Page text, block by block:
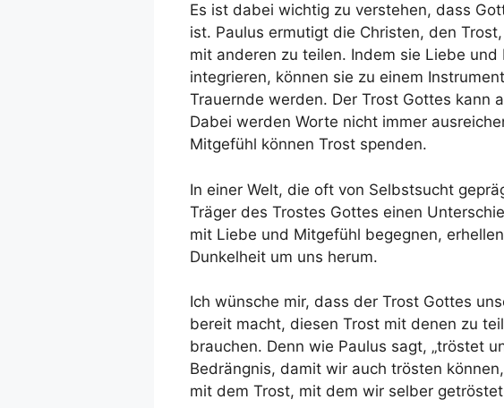
Es ist dabei wichtig zu verstehen, dass
ist. Paulus ermutigt die Christen, den
mit anderen zu teilen. Indem sie Liebe
integrieren, können sie zu einem
Trauernde werden. Der Trost Gottes kann
Dabei werden Worte nicht immer
Mitgefühl können Trost spenden.
In einer Welt, die oft von Selbstsucht
Träger des Trostes Gottes einen
mit Liebe und Mitgefühl begegnen,
Dunkelheit um uns herum.
Ich wünsche mir, dass der Trost Gottes
bereit macht, diesen Trost mit denen zu
brauchen. Denn wie Paulus sagt, „tröstet
Bedrängnis, damit wir auch trösten
mit dem Trost, mit dem wir selber